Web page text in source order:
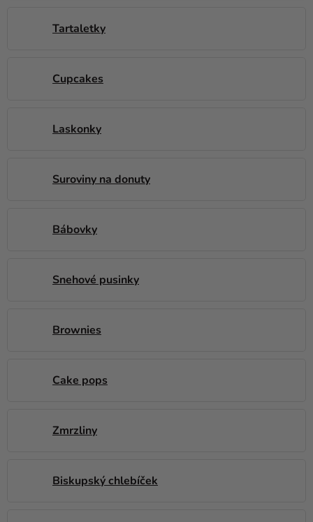
Sviatky
potreby
produkty
Výpredaj
Tartaletky
Cupcakes
Laskonky
Suroviny na donuty
Bábovky
Snehové pusinky
Brownies
Cake pops
Zmrzliny
Biskupský chlebíček